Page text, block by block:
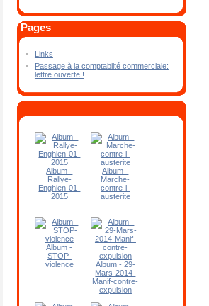
Pages
Links
Passage à la comptabilté commerciale:
lettre ouverte !
Album -
Rallye-
Enghien-01-
2015
Album -
Marche-
contre-l-
austerite
Album -
STOP-
violence
Album - 29-
Mars-2014-
Manif-contre-
expulsion